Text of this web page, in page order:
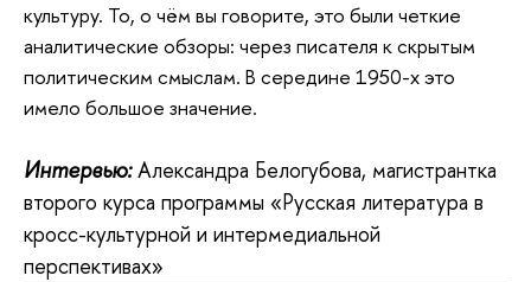
культуру. То, о чём вы говорите, это были четкие
аналитические обзоры: через писателя к скрытым
политическим смыслам. В середине 1950-х это
имело большое значение.
Интервью: Александра Белогубова, магистрантка
второго курса программы «Русская литература в
кросс-культурной и интермедиальной
перспективах»